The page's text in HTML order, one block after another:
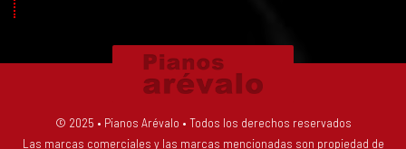
© 2025 • Pianos Arévalo • Todos los derechos reservados
Las marcas comerciales y las marcas mencionadas son propiedad de